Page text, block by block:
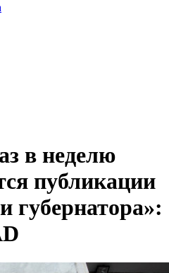
в неделю
публикации
губернатора»: